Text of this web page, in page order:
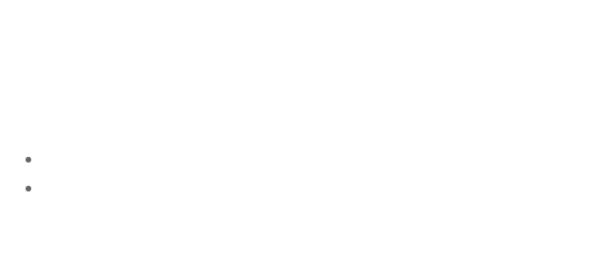
Die 11 besten